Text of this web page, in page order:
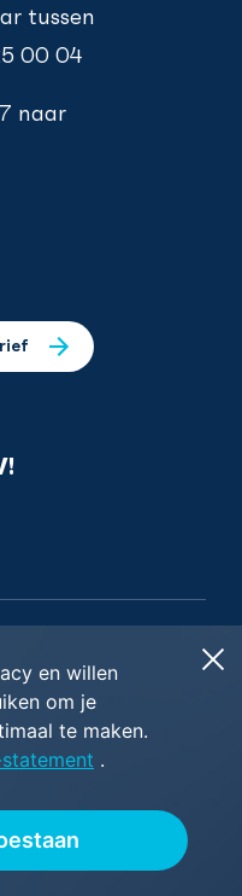
tussen
00 04
naar
Restyles B.V.
& cookie policy
sterren gebaseerd op
.
en willen
om je
te maken.
.